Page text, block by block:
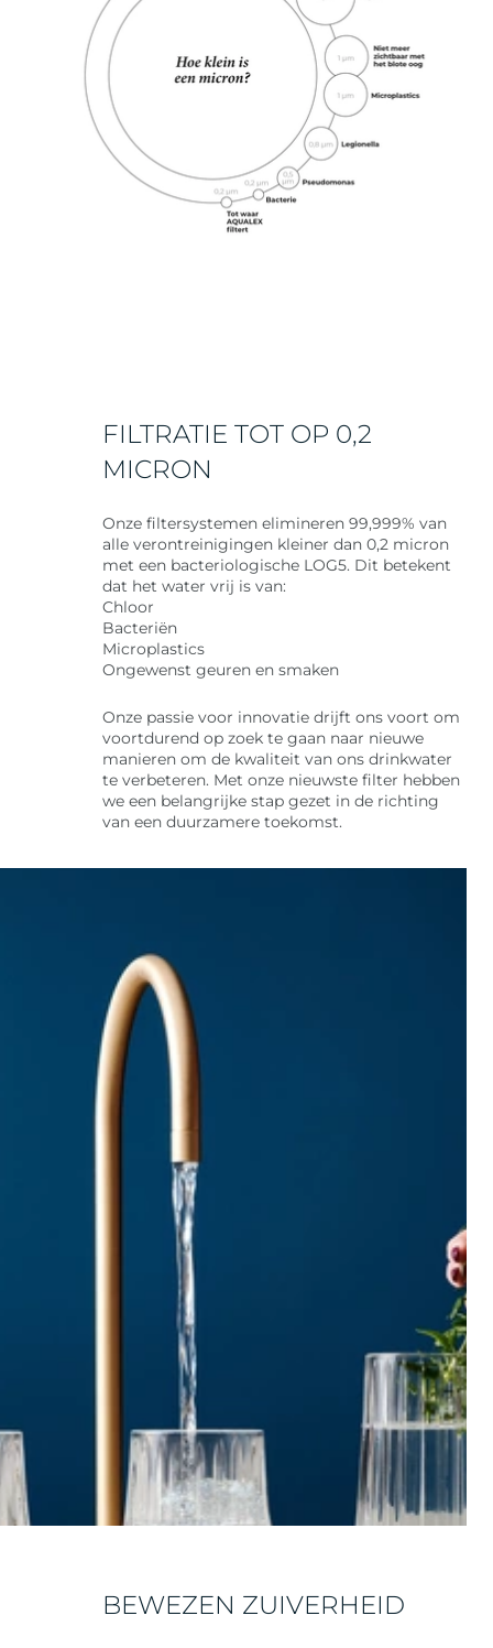
FILTRATIE TOT OP 0,2
MICRON
Onze filtersystemen elimineren 99,999% van
alle verontreinigingen kleiner dan 0,2 micron
met een bacteriologische LOG5. Dit betekent
dat het water vrij is van:
Chloor
Bacteriën
Microplastics
Ongewenst geuren en smaken
Onze passie voor innovatie drijft ons voort om
voortdurend op zoek te gaan naar nieuwe
manieren om de kwaliteit van ons drinkwater
te verbeteren. Met onze nieuwste filter hebben
we een belangrijke stap gezet in de richting
van een duurzamere toekomst.
BEWEZEN ZUIVERHEID